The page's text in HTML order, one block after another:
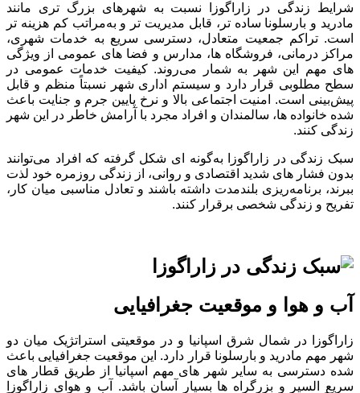
شرایط زندگی در زاراگوزا نسبت به شهرهای بزرگ ‌تری مانند
مادرید و بارسلونا ساده ‌تر، قابل‌ مدیریت ‌تر و به‌مراتب کم ‌هزینه ‌تر
است. تراکم جمعیت متعادل، دسترسی سریع به خدمات شهری،
مراکز درمانی، فروشگاه‌ ها، مدارس و فضا های عمومی از ویژگی
‌های مهم این شهر به شمار می‌روند. کیفیت خدمات عمومی در
سطح مطلوبی قرار دارد و سیستم اداری شهر نسبتاً منظم و قابل
پیش‌بینی است. امنیت اجتماعی بالا و نرخ پایین جرم و جنایت باعث
شده خانواده ‌ها، سالمندان و افراد مجرد با آرامش خاطر در این شهر
زندگی کنند.
سبک زندگی در زاراگوزا به‌گونه ‌ای شکل گرفته که افراد می‌توانند
بدون فشار های شدید اقتصادی و روانی، از زندگی روزمره خود لذت
ببرند، برنامه‌ریزی بلندمدت داشته باشند و تعادل مناسبی میان کار،
تفریح و زندگی شخصی برقرار کنند.
آب ‌و هوا و موقعیت جغرافیایی
زاراگوزا در شمال ‌شرق اسپانیا و در موقعیتی استراتژیک میان دو
شهر مهم مادرید و بارسلونا قرار دارد. این موقعیت جغرافیایی باعث
شده دسترسی به سایر شهر های مهم اسپانیا از طریق قطار های
سریع ‌السیر و بزرگراه ‌ها بسیار آسان باشد. آب ‌و هوای زاراگوزا